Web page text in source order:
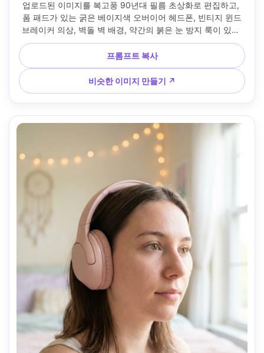
업로드된 이미지를 복고풍 90년대 필름 초상화로 편집하고,
폼 패드가 있는 굵은 베이지색 오버이어 헤드폰, 빈티지 윈드
브레이커 의상, 벽돌 벽 배경, 약간의 붉은 눈 방지 룩이 있는
직접 온카메라 플래시, 코닥 스타일의 컬러 캐스트, 미묘한 필
름 그레인, 35mm 룩 28mm로 촬영, 솔직한 분위기, 사실적 --
ar 4:5
프롬프트 복사
비슷한 이미지 만들기 ↗